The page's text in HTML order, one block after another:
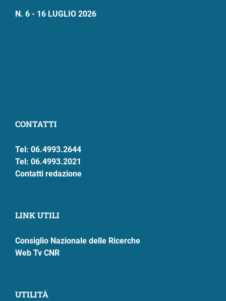
N. 6 - 16 LUGLIO 2026
CONTATTI
Tel: 06.4993.2644
Tel: 06.4993.2021
Contatti redazione
LINK UTILI
Consiglio Nazionale delle Ricerche
Web Tv CNR
UTILITÀ